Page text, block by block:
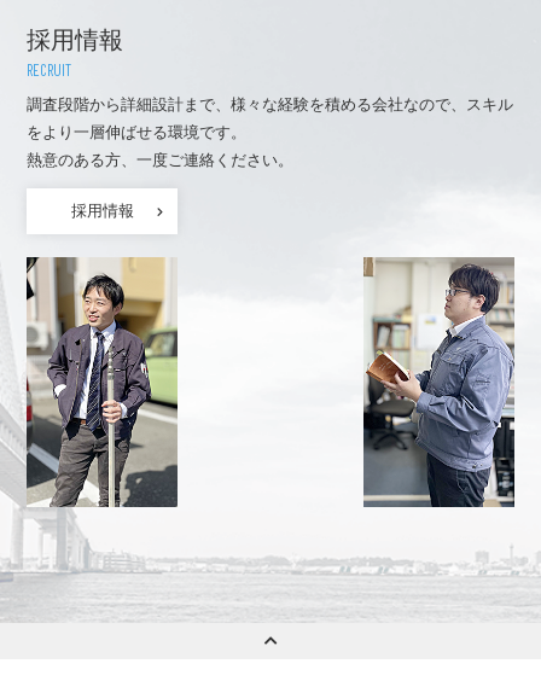
採用情報
RECRUIT
調査段階から詳細設計まで、様々な経験を積める会社なので、スキル
をより一層伸ばせる環境です。
熱意のある方、一度ご連絡ください。
採用情報